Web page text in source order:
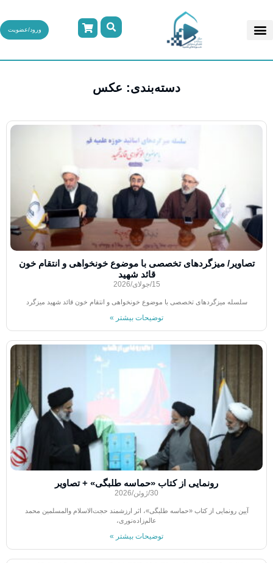
ورود/عضویت
دسته‌بندی: عکس
تصاویر/ میزگردهای تخصصی با موضوع خونخواهی و انتقام خون
قائد شهید
15/جولای/2026
سلسله میزگردهای تخصصی با موضوع خونخواهی و انتقام خون قائد شهید میزگرد
توضیحات بیشتر »
رونمایی از کتاب «حماسه طلبگی» + تصاویر
30/ژوئن/2026
آیین رونمایی از کتاب «حماسه طلبگی»، اثر ارزشمند حجت‌الاسلام والمسلمین محمد
عالم‌زاده‌نوری،
توضیحات بیشتر »